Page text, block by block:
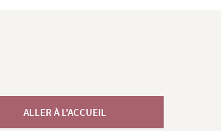
ALLER À L'ACCUEIL